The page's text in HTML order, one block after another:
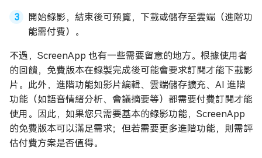
開始錄影，結束後可預覽，下載或儲存至雲端（進階功
能需付費）。
不過，ScreenApp 也有一些需要留意的地方。根據使用者
的回饋，免費版本在錄製完成後可能會要求訂閱才能下載影
片。此外，進階功能如影片編輯、雲端儲存擴充、AI 進階
功能（如語音情緒分析、會議摘要等）都需要付費訂閱才能
使用。因此，如果您只需要基本的錄影功能，ScreenApp
的免費版本可以滿足需求；但若需要更多進階功能，則需評
估付費方案是否值得。